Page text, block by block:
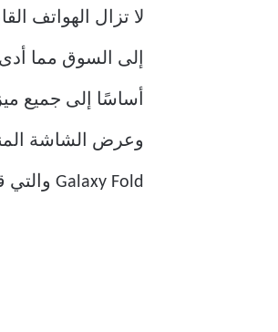
لا تزال الهواتف
Galaxy Fold والتي قد لا تعرفها ولكن يجب أن تبدأ في استخدامها.